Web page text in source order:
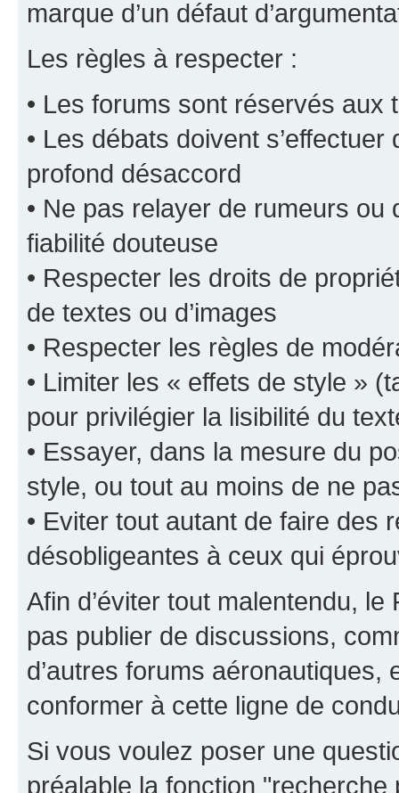
marque d’un défaut
Les règles à respecter :
• Les forums sont réservés aux
• Les débats doivent
profond désaccord
• Ne pas relayer de rumeurs ou
fiabilité douteuse
• Respecter les droits de
de textes ou d’images
• Respecter les règles de
• Limiter les « effets de style »
pour privilégier la lisibilité du
• Essayer, dans la mesure du
style, ou tout au moins de ne
• Eviter tout autant de faire des
désobligeantes à ceux qui
Afin d’éviter tout malentendu,
pas publier de discussions,
d’autres forums
conformer à cette ligne de
Si vous voulez poser une
préalable la fonction